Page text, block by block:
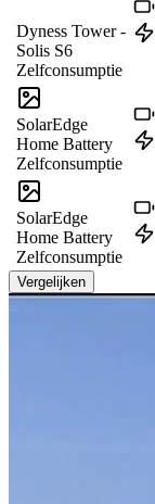
Dyness Tower -
Solis S6
Zelfconsumptie
SolarEdge
Home Battery
Zelfconsumptie
SolarEdge
Home Battery
Zelfconsumptie
Vergelijken